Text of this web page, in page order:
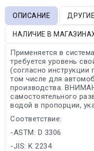
ОПИСАНИЕ
НАЛИЧИЕ В
Применяется в
требуется уровень
(согласно инструкции
том числе для
производства.
самостоятельного
водой в пропорции,
Соответствие:
-ASTM: D 3306
-JIS: K 2234